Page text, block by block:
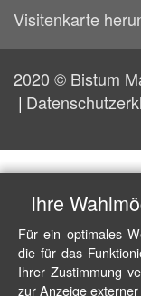
Visitenkarte
2020 © Bistum
Ihre
Für ein optimales
die für das
Ihrer Zustimmung
zur Anzeige